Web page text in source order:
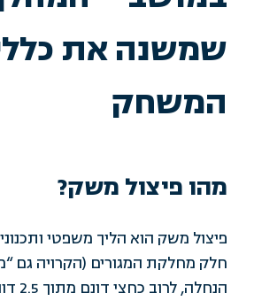
שמשנה את
המשחק
מהו פיצול משק?
פיצול משק הוא הליך משפטי